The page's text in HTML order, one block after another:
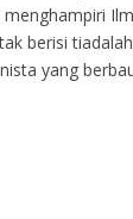
berisi
yang